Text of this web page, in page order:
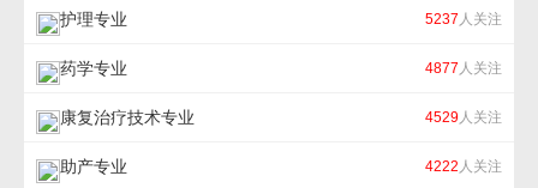
护理专业 5237 人关注
药学专业 4877 人关注
康复治疗技术专业 4529人关注
助产专业 4222 人关注